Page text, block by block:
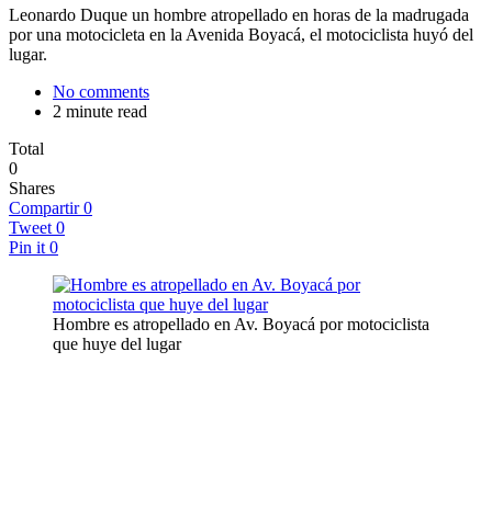
Leonardo Duque un hombre atropellado en horas de la madrugada
por una motocicleta en la Avenida Boyacá, el motociclista huyó del
lugar.
No comments
2 minute read
Total
0
Shares
Compartir 0
Tweet 0
Pin it 0
Hombre es atropellado en Av. Boyacá por motociclista
que huye del lugar